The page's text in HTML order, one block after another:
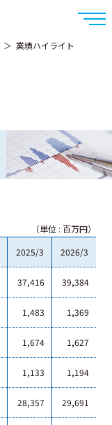
業績ハイライト
（単位 : 百万円）
2025/3 2026/3
37,416 39,384
1,483 1,369
1,674 1,627
1,133 1,194
28,357 29,691